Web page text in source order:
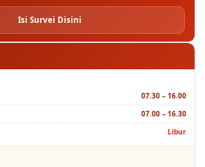
Isi Survei Disini
07.30 – 16.00
07.00 – 16.30
Libur